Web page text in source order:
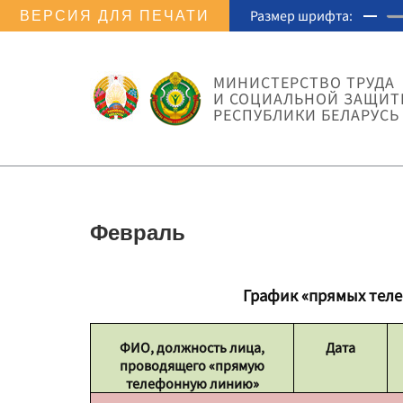
ВЕРСИЯ ДЛЯ ПЕЧАТИ Размер шрифта:
МИНИСТЕРСТВО ТРУДА
И СОЦИАЛЬНОЙ
РЕСПУБЛИКИ БЕЛАРУСЬ
Февраль
График «прямых
ФИО, должность лица,
проводящего «прямую
телефонную линию»
Дата